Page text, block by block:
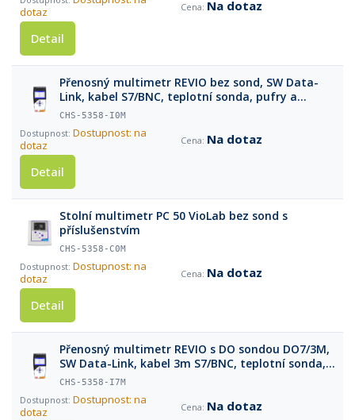
dotaz
Na dotaz
Detail
Přenosný multimetr REVIO bez sond, SW Data-
Link, kabel S7/BNC, teplotní sonda, pufry a
příslušenství v kufříku
CHS-5358-I0M
Dostupnost: na
dotaz
Na dotaz
Detail
Stolní multimetr PC 50 VioLab bez sond s
příslušenstvím
CHS-5358-C0M
Dostupnost: na
dotaz
Na dotaz
Detail
Přenosný multimetr REVIO s DO sondou DO7/3M,
SW Data-Link, kabel 3m S7/BNC, teplotní sonda,
pufry a příslušenství v kufříku
CHS-5358-I7M
Dostupnost: na
dotaz
Na dotaz